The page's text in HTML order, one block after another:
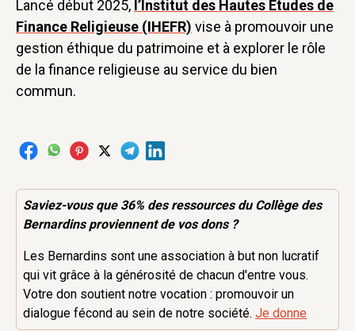
Lancé début 2025, l’Institut des Hautes Études de
Finance Religieuse (IHEFR) vise à promouvoir une
gestion éthique du patrimoine et à explorer le rôle
de la finance religieuse au service du bien
commun.
Saviez-vous que 36% desressourcesdu Collège des
Bernardins proviennent de vos dons ?
Les Bernardins sont une association à but non lucratif
qui vit grâce à la générosité de chacun d'entre vous.
Votre don soutient notre vocation : promouvoir un
dialogue fécond au sein de notre société.Je donne